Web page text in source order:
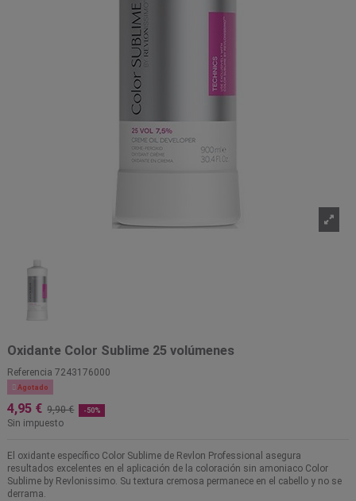
Oxidante Color Sublime 25 volúmenes
Referencia 7243176000
 Agotado
4,95 € 9,90 € -50%
Sin impuesto
El oxidante específico Color Sublime de Revlon Professional asegura
resultados excelentes en el aplicación de la coloración sin amoniaco Color
Sublime by Revlonissimo. Su textura cremosa permanece en el cabello y no se
derrama.